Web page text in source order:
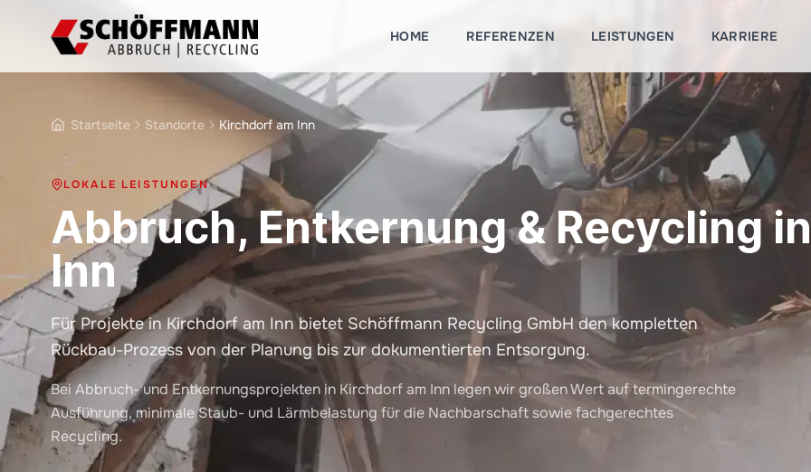
HOME REFERENZEN LEISTUNGEN KARRIERE
Startseite Standorte Kirchdorf am Inn
LOKALE LEISTUNGEN
Abbruch, Entkernung & Recycling
Inn
Für Projekte in Kirchdorf am Inn bietet Schöffmann Recycling GmbH den kompletten
Rückbau-Prozess von der Planung bis zur dokumentierten Entsorgung.
Bei Abbruch- und Entkernungsprojekten in Kirchdorf am Inn legen wir großen Wert auf termingerechte
Ausführung, minimale Staub- und Lärmbelastung für die Nachbarschaft sowie fachgerechtes
Recycling.